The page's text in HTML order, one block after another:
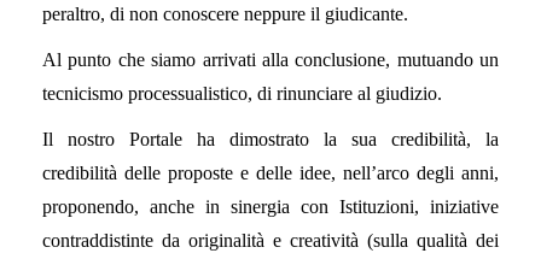
peraltro, di non conoscere neppure il giudicante.
Al punto che siamo arrivati alla conclusione, mutuando un
tecnicismo processualistico, di rinunciare al giudizio.
Il nostro Portale ha dimostrato la sua credibilità, la
credibilità delle proposte e delle idee, nell’arco degli anni,
proponendo, anche in sinergia con Istituzioni, iniziative
contraddistinte da originalità e creatività (sulla qualità dei